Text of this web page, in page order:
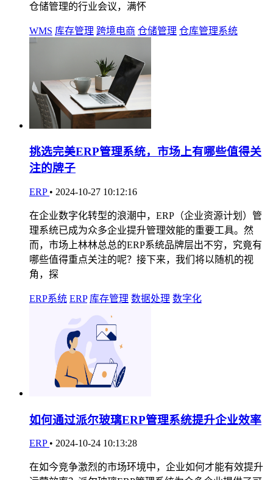
仓储管理的行业会议，满怀
WMS 库存管理 跨境电商 仓储管理 仓库管理系统
挑选完美ERP管理系统，市场上有哪些值得关
注的牌子
ERP • 2024-10-27 10:12:16
在企业数字化转型的浪潮中，ERP（企业资源计划）管
理系统已成为众多企业提升管理效能的重要工具。然
而，市场上林林总总的ERP系统品牌层出不穷，究竟有
哪些值得重点关注的呢？接下来，我们将以随机的视
角，探
ERP系统 ERP 库存管理 数据处理 数字化
如何通过派尔玻璃ERP管理系统提升企业效率
ERP • 2024-10-24 10:13:28
在如今竞争激烈的市场环境中，企业如何才能有效提升